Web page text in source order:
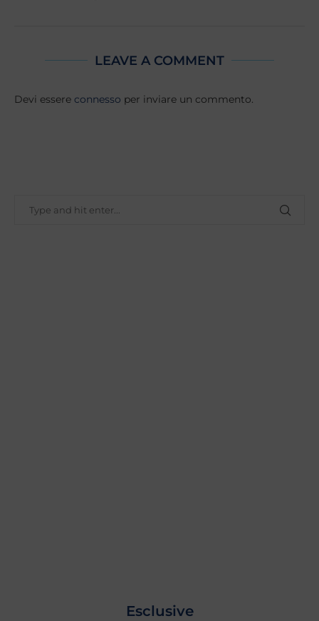
LEAVE A COMMENT
Devi essere connesso per inviare un commento.
Esclusive